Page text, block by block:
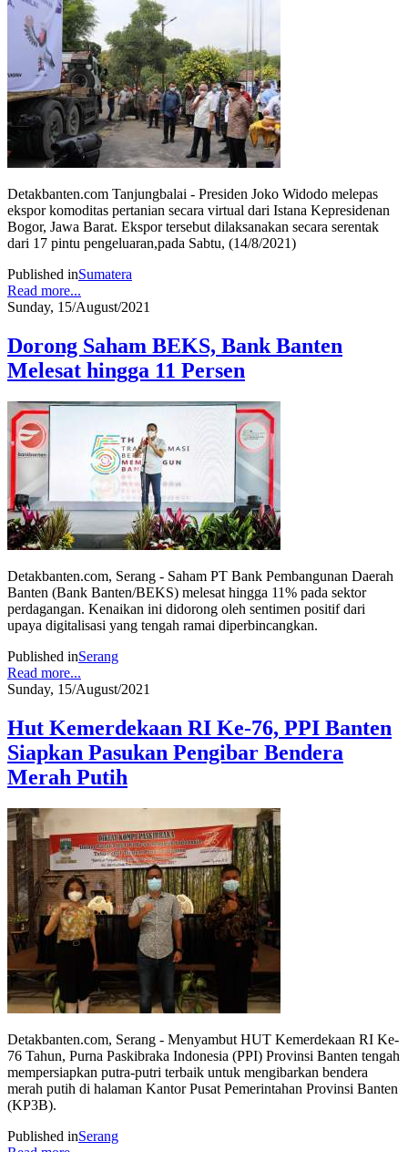
Detakbanten.com Tanjungbalai - Presiden Joko Widodo melepas
ekspor komoditas pertanian secara virtual dari Istana Kepresidenan
Bogor, Jawa Barat. Ekspor tersebut dilaksanakan secara serentak
dari 17 pintu pengeluaran,pada Sabtu, (14/8/2021)
Published inSumatera
Read more...
Sunday, 15/August/2021
Dorong Saham BEKS, Bank Banten
Melesat hingga 11 Persen
Detakbanten.com, Serang - Saham PT Bank Pembangunan Daerah
Banten (Bank Banten/BEKS) melesat hingga 11% pada sektor
perdagangan. Kenaikan ini didorong oleh sentimen positif dari
upaya digitalisasi yang tengah ramai diperbincangkan.
Published inSerang
Read more...
Sunday, 15/August/2021
Hut Kemerdekaan RI Ke-76, PPI Banten
Siapkan Pasukan Pengibar Bendera
Merah Putih
Detakbanten.com, Serang - Menyambut HUT Kemerdekaan RI Ke-
76 Tahun, Purna Paskibraka Indonesia (PPI) Provinsi Banten tengah
mempersiapkan putra-putri terbaik untuk mengibarkan bendera
merah putih di halaman Kantor Pusat Pemerintahan Provinsi Banten
(KP3B).
Published inSerang